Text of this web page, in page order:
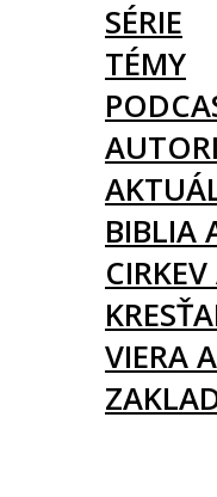
SÉRIE
TÉMY
AUTORI
BIBLIA
VIERA